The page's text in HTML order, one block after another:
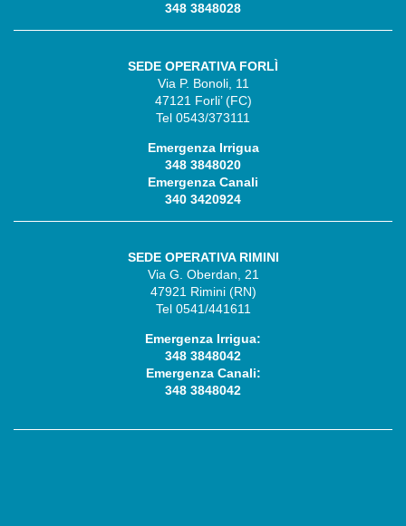
348 3848028
SEDE OPERATIVA FORLÌ
Via P. Bonoli, 11
47121 Forli’ (FC)
Tel 0543/373111
Emergenza Irrigua
348 3848020
Emergenza Canali
340 3420924
SEDE OPERATIVA RIMINI
Via G. Oberdan, 21
47921 Rimini (RN)
Tel 0541/441611
Emergenza Irrigua:
348 3848042
Emergenza Canali:
348 3848042